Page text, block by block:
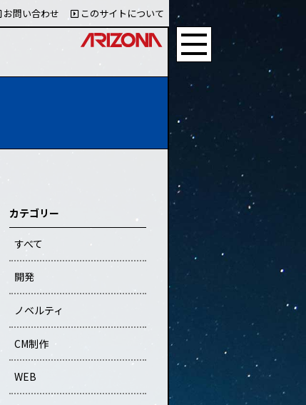
お問い合わせ このサイトについて
カテゴリー
すべて
開発
ノベルティ
CM制作
WEB